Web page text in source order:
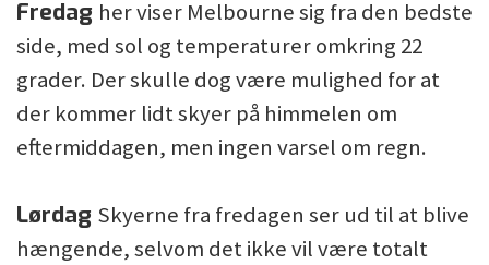
Fredag her viser Melbourne sig fra den bedste
side, med sol og temperaturer omkring 22
grader. Der skulle dog være mulighed for at
der kommer lidt skyer på himmelen om
eftermiddagen, men ingen varsel om regn.
Lørdag Skyerne fra fredagen ser ud til at blive
hængende, selvom det ikke vil være totalt